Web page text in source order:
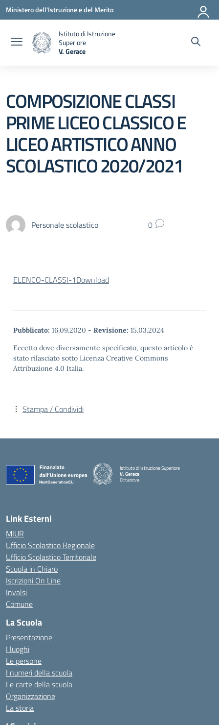
Vai ai contenuti
Vai al menu di navigazione
Vai al footer
Ministero dell'Istruzione e del Merito
Istituto di Istruzione
Superiore
V. Gerace
COMPOSIZIONE CLASSI
PRIME LICEO CLASSICO E
LICEO ARTISTICO ANNO
SCOLASTICO 2020/2021
Personale scolastico 0
ELENCO-CLASSI-1Download
Pubblicato: 16.09.2020 - Revisione: 15.03.2024
Eccetto dove diversamente specificato, questo articolo è
stato rilasciato sotto Licenza Creative Commons
Attribuzione 4.0 Italia.
Stampa / Condividi
Istituto di Istruzione Superiore
V. Gerace
Cittanova
Link Esterni
MIUR
Ufficio Scolastico Regionale
Ufficio Scolastico Territoriale
Scuola in Chiaro
Iscrizioni On Line
Invalsi
Comune
La Scuola
Presentazione
I luoghi
Le persone
I numeri della scuola
Le carte della scuola
Organizzazione
La storia